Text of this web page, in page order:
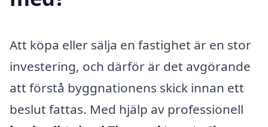
Att köpa eller sälja en fastighet är en stor
investering, och därför är det avgörande
att förstå byggnationens skick innan ett
beslut fattas. Med hjälp av professionell